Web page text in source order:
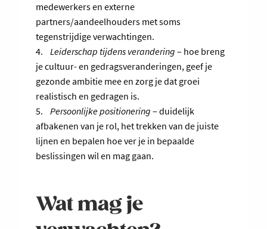
medewerkers en externe
partners/aandeelhouders met soms
tegenstrijdige verwachtingen.
4. Leiderschap tijdens verandering – hoe breng
je cultuur- en gedragsveranderingen, geef je
gezonde ambitie mee en zorg je dat groei
realistisch en gedragen is.
5. Persoonlijke positionering – duidelijk
afbakenen van je rol, het trekken van de juiste
lijnen en bepalen hoe ver je in bepaalde
beslissingen wil en mag gaan.
Wat mag je